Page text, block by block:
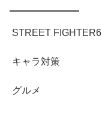
STREET FIGHTER6
キャラ対策
グルメ